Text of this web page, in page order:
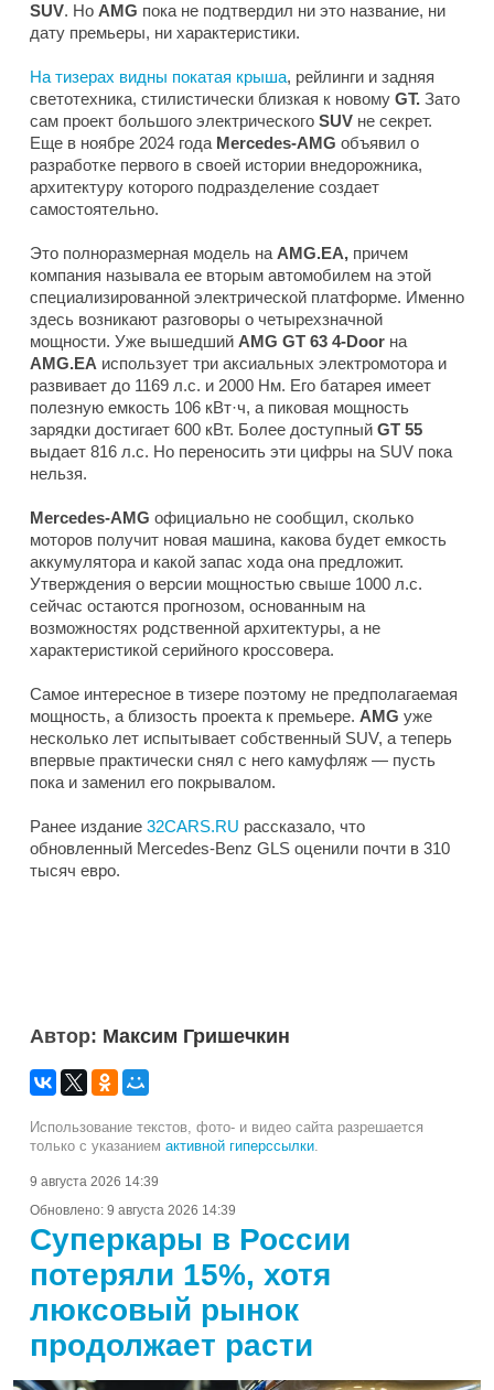
SUV. Но AMG пока не подтвердил ни это название, ни
дату премьеры, ни характеристики.
На тизерах видны покатая крыша, рейлинги и задняя
светотехника, стилистически близкая к новому GT. Зато
сам проект большого электрического SUV не секрет.
Еще в ноябре 2024 года Mercedes-AMG объявил о
разработке первого в своей истории внедорожника,
архитектуру которого подразделение создает
самостоятельно.
Это полноразмерная модель наAMG.EA, причем
компания называла ее вторым автомобилем на этой
специализированной электрической платформе. Именно
здесь возникают разговоры о четырехзначной
мощности. Уже вышедший AMG GT 63 4-Door на
AMG.EA использует три аксиальных электромотора и
развивает до 1169 л.с. и 2000 Нм. Его батарея имеет
полезную емкость 106 кВт·ч, а пиковая мощность
зарядки достигает 600 кВт. Более доступный GT 55
выдает 816 л.с. Но переносить эти цифры на SUV пока
нельзя.
Mercedes-AMG официально не сообщил, сколько
моторов получит новая машина, какова будет емкость
аккумулятора и какой запас хода она предложит.
Утверждения о версии мощностью свыше 1000 л.с.
сейчас остаются прогнозом, основанным на
возможностях родственной архитектуры, а не
характеристикой серийного кроссовера.
Самое интересное в тизере поэтому не предполагаемая
мощность, а близость проекта к премьере. AMG уже
несколько лет испытывает собственный SUV, а теперь
впервые практически снял с него камуфляж — пусть
пока и заменил его покрывалом.
Ранее издание 32CARS.RU рассказало, что
обновленный Mercedes-Benz GLS оценили почти в 310
тысяч евро.
Автор: Максим Гришечкин
Использование текстов, фото- и видео сайта разрешается
только с указанием активной гиперссылки.
9 августа 2026 14:39
Обновлено: 9 августа 2026 14:39
Суперкары в России
потеряли 15%, хотя
люксовый рынок
продолжает расти